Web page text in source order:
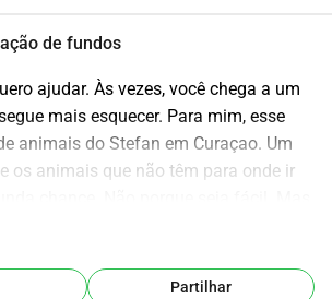
de fundos
ajudar. Às vezes, você chega a um
mais esquecer. Para mim, esse
animais do Stefan em Curaçao. Um
os animais que não têm para onde ir
Eu vi com meus próprios olhos: cães
feridos ou famintos. Tartarugas,
Partilhar